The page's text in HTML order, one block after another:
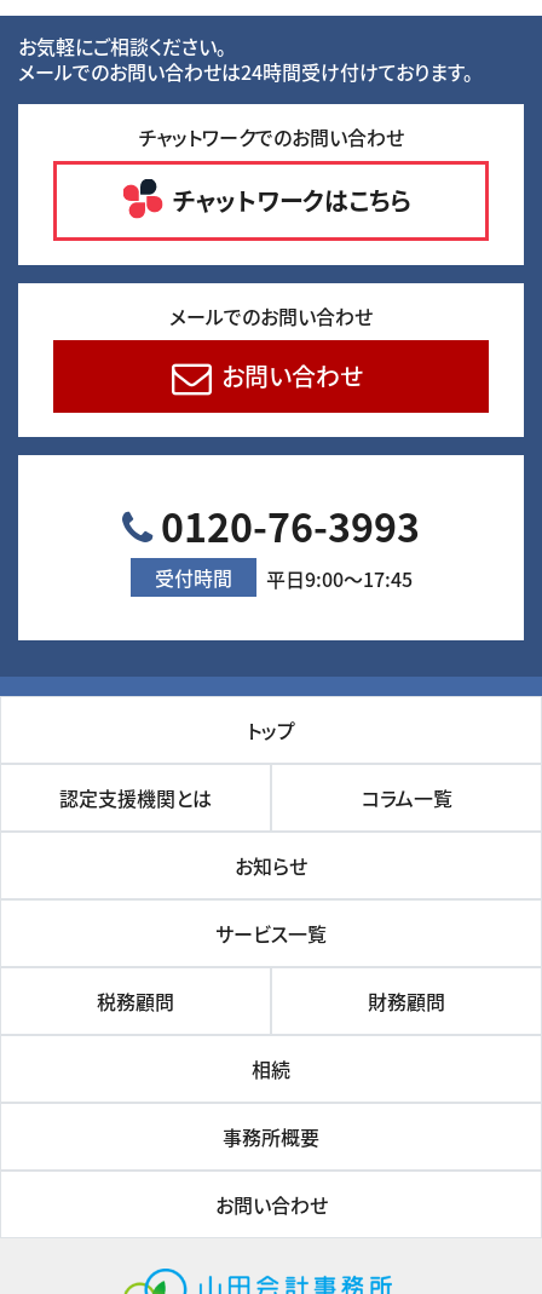
お気軽にご相談ください。
メールでのお問い合わせは24時間受け付けております。
チャットワークでのお問い合わせ
チャットワークはこちら
メールでのお問い合わせ
お問い合わせ
0120-76-3993
受付時間 平日9:00～17:45
トップ
認定支援機関とは コラム一覧
お知らせ
サービス一覧
税務顧問 財務顧問
相続
事務所概要
お問い合わせ